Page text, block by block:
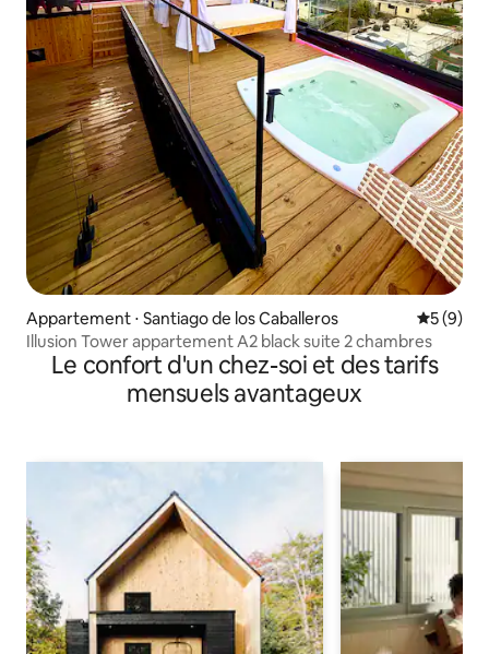
Appartement ⋅ Santiago de los Caballeros
5 (9)
Illusion Tower appartement A2 black suite 2 chambres
Le confort d'un chez-soi et des tarifs
mensuels avantageux